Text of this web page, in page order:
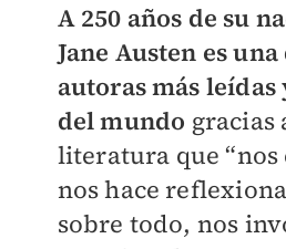
A 250 años de su
Jane Austen es una
autoras más
del mundo gracias
literatura que
nos hace
sobre todo, nos